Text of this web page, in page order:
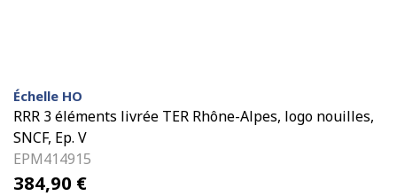
Échelle HO
RRR 3 éléments livrée TER Rhône-Alpes, logo nouilles,
SNCF, Ep. V
EPM414915
384,90 €